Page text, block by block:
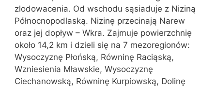
zlodowacenia. Od wschodu sąsiaduje z Niziną
Północnopodlaską. Nizinę przecinają Narew
oraz jej dopływ – Wkra. Zajmuje powierzchnię
około 14,2 km i dzieli się na 7 mezoregionów:
Wysoczyznę Płońską, Równinę Raciąską,
Wzniesienia Mławskie, Wysoczyznę
Ciechanowską, Równinę Kurpiowską, Dolinę